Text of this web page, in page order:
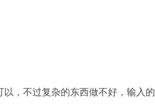
，不过复杂的东西做不好，输入的